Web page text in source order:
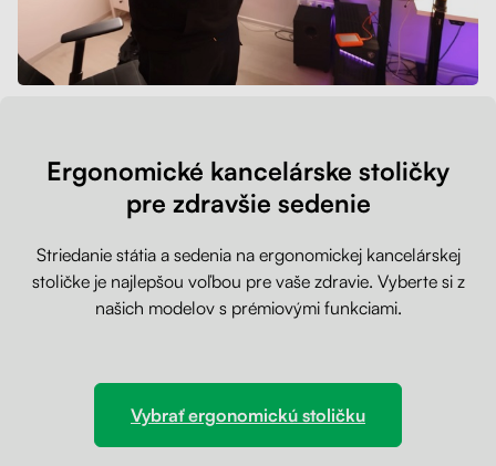
Ergonomické kancelárske stoličky
pre zdravšie sedenie
Striedanie státia a sedenia na ergonomickej kancelárskej
stoličke je najlepšou voľbou pre vaše zdravie. Vyberte si z
našich modelov s prémiovými funkciami.
Vybrať ergonomickú stoličku